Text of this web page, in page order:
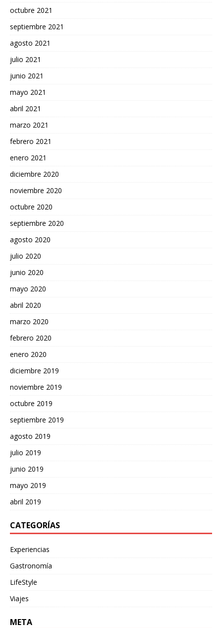
octubre 2021
septiembre 2021
agosto 2021
julio 2021
junio 2021
mayo 2021
abril 2021
marzo 2021
febrero 2021
enero 2021
diciembre 2020
noviembre 2020
octubre 2020
septiembre 2020
agosto 2020
julio 2020
junio 2020
mayo 2020
abril 2020
marzo 2020
febrero 2020
enero 2020
diciembre 2019
noviembre 2019
octubre 2019
septiembre 2019
agosto 2019
julio 2019
junio 2019
mayo 2019
abril 2019
CATEGORÍAS
Experiencias
Gastronomía
LifeStyle
Viajes
META